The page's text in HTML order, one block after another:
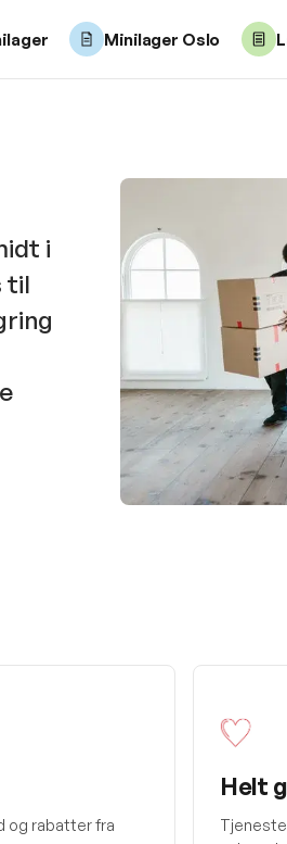
Minilager Oslo
i
til
og rabatter fra
Helt